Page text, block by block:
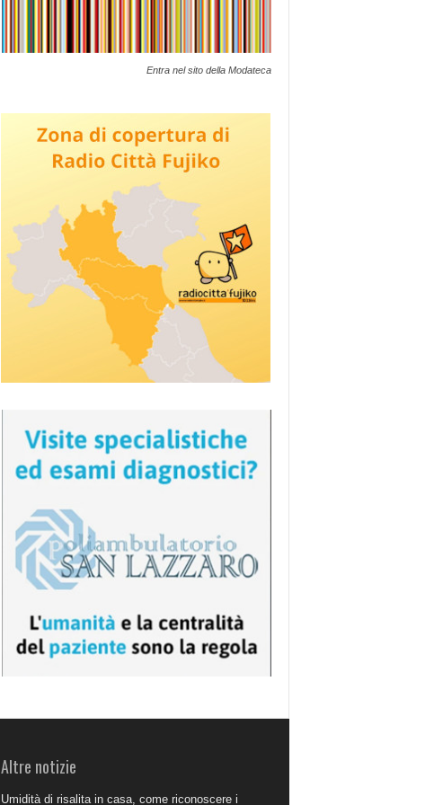
Entra nel sito della Modateca
Altre notizie
Umidità di risalita in casa, come riconoscere i